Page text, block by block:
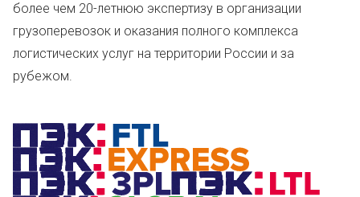
более чем 20-летнюю экспертизу в организации
грузоперевозок и оказания полного комплекса
логистических услуг на территории России и за
рубежом.